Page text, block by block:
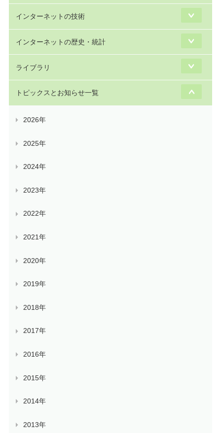
インターネットの技術
インターネットの歴史・統計
ライブラリ
トピックスとお知らせ一覧
2026年
2025年
2024年
2023年
2022年
2021年
2020年
2019年
2018年
2017年
2016年
2015年
2014年
2013年